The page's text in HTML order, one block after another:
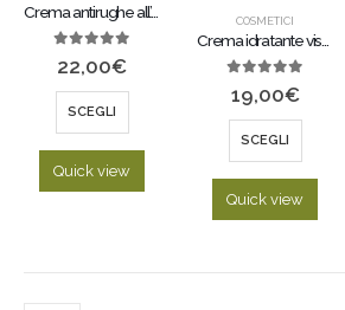
Crema antirughe all’olio extra vergine di oliva
out of 5
22,00€
SCEGLI
Quick view
COSMETICI
out of 5
19,00€
SCEGLI
Quick view